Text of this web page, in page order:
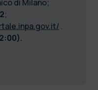
di Milano;
;
.